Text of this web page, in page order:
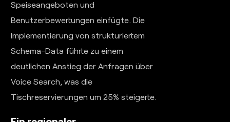
Speiseangeboten und
Benutzerbewertungen einfügte. Die
Implementierung von strukturiertem
Schema-Data führte zu einem
deutlichen Anstieg der Anfragen über
Voice Search, was die
Tischreservierungen um 25% steigerte.